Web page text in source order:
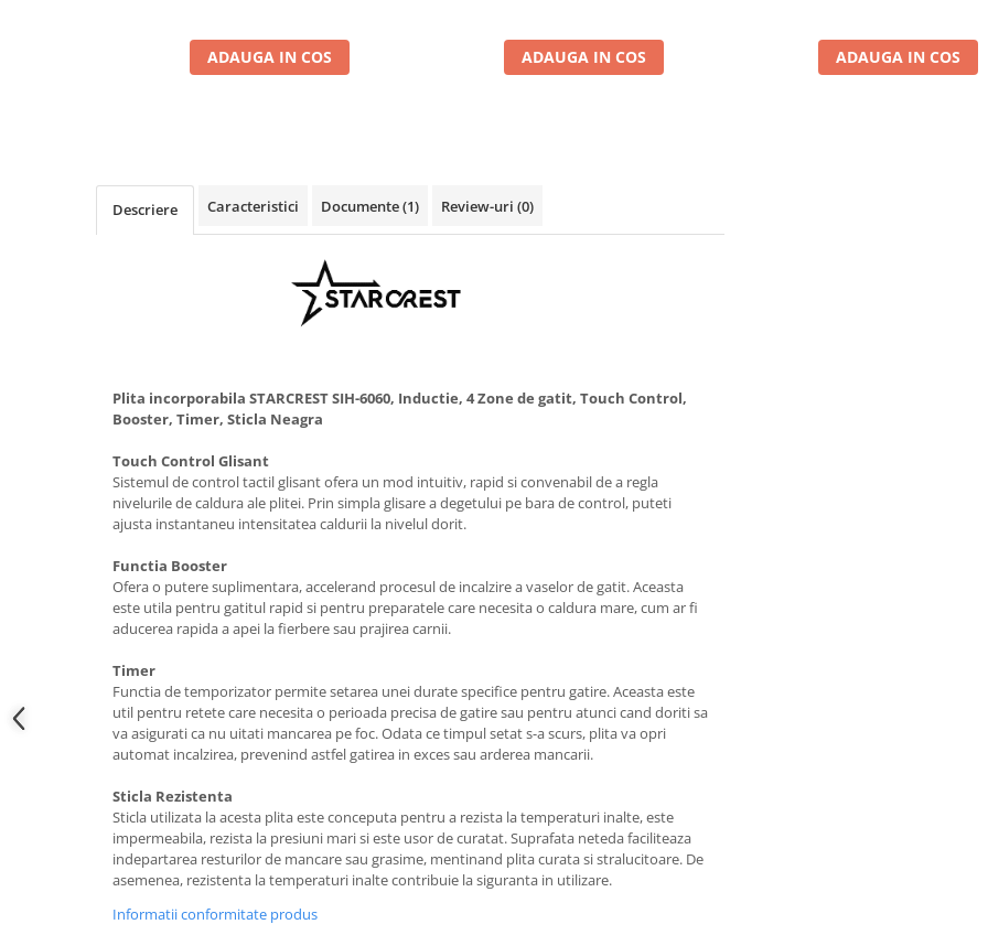
ADAUGA IN COS ADAUGA IN COS ADAUGA IN COS
Descriere Caracteristici Documente (1) Review-uri (0)
Plita incorporabila STARCREST SIH-6060, Inductie, 4 Zone de gatit, Touch Control,
Booster, Timer, Sticla Neagra
Touch Control Glisant
Sistemul de control tactil glisant ofera un mod intuitiv, rapid si convenabil de a regla
nivelurile de caldura ale plitei. Prin simpla glisare a degetului pe bara de control, puteti
ajusta instantaneu intensitatea caldurii la nivelul dorit.
Functia Booster
Ofera o putere suplimentara, accelerand procesul de incalzire a vaselor de gatit. Aceasta
este utila pentru gatitul rapid si pentru preparatele care necesita o caldura mare, cum ar fi
aducerea rapida a apei la fierbere sau prajirea carnii.
Timer
Functia de temporizator permite setarea unei durate specifice pentru gatire. Aceasta este
util pentru retete care necesita o perioada precisa de gatire sau pentru atunci cand doriti sa
va asigurati ca nu uitati mancarea pe foc. Odata ce timpul setat s-a scurs, plita va opri
automat incalzirea, prevenind astfel gatirea in exces sau arderea mancarii.
Sticla Rezistenta
Sticla utilizata la acesta plita este conceputa pentru a rezista la temperaturi inalte, este
impermeabila, rezista la presiuni mari si este usor de curatat. Suprafata neteda faciliteaza
indepartarea resturilor de mancare sau grasime, mentinand plita curata si stralucitoare. De
asemenea, rezistenta la temperaturi inalte contribuie la siguranta in utilizare.
Informatii conformitate produs